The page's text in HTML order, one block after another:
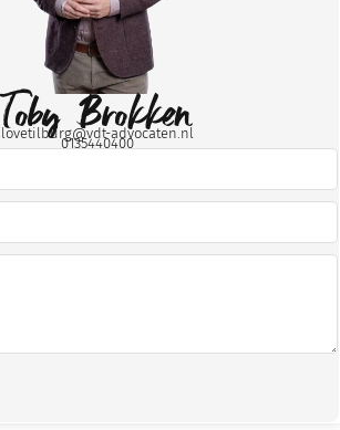
Toby Brokken
lovetilburg@vdt-advocaten.nl
0135440400